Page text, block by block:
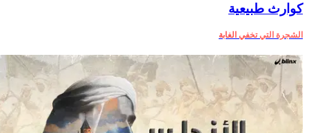
كوارث طبيعية
الشجرة التي تخفي الغابة